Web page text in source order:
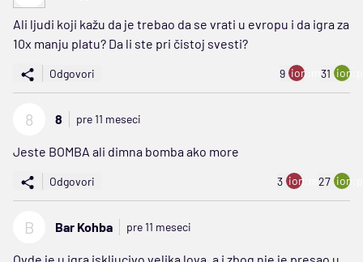
Ali ljudi koji kažu da je trebao da se vrati u evropu i da igra za
10x manju platu? Da li ste pri čistoj svesti?
Odgovori 9 ion:minus
31
8 8 pre 11 meseci
Jeste BOMBA ali dimna bomba ako more
Odgovori 3 ion:minus
27
B Bar Kohba pre 11 meseci